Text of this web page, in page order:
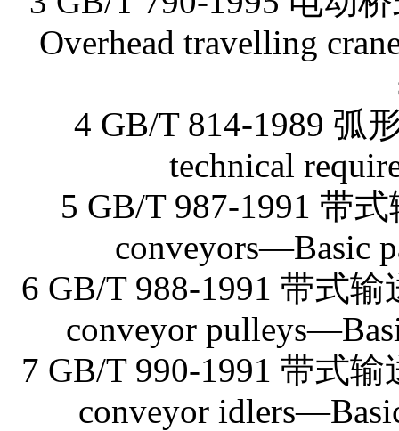
Overhead travelling
4 GB/T 814-1989 弧
technical
5 GB/T 987-1991 带
conveyors—Basic
6 GB/T 988-1991 带式
conveyor
7 GB/T 990-1991 带式
conveyor